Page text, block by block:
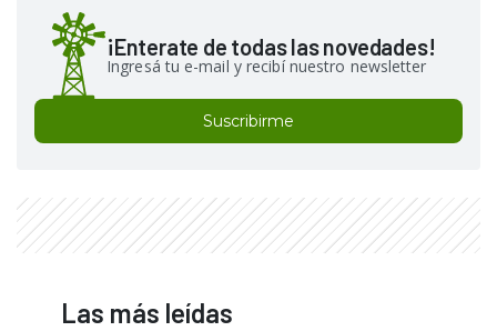
¡Enterate de todas las novedades!
Ingresá tu e-mail y recibí nuestro newsletter
Suscribirme
Las más leídas